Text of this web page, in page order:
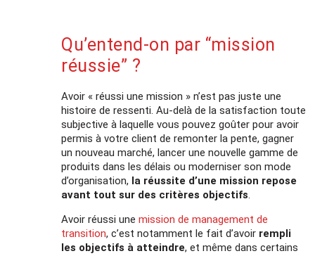
Qu’entend-on par “mission
réussie” ?
Avoir « réussi une mission » n’est pas juste une
histoire de ressenti. Au-delà de la satisfaction toute
subjective à laquelle vous pouvez goûter pour avoir
permis à votre client de remonter la pente, gagner
un nouveau marché, lancer une nouvelle gamme de
produits dans les délais ou moderniser son mode
d’organisation, la réussite d’une mission repose
avant tout sur des critères objectifs.
Avoir réussi unemission de management de
transition, c’est notamment le fait d’avoir rempli
les objectifs à atteindre, et même dans certains